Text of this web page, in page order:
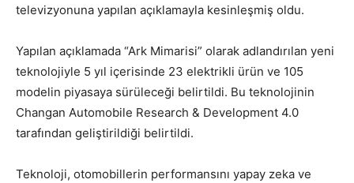
televizyonuna yapılan açıklamayla kesinleşmiş oldu.
Yapılan açıklamada “Ark Mimarisi” olarak adlandırılan yeni
teknolojiyle 5 yıl içerisinde 23 elektrikli ürün ve 105
modelin piyasaya sürüleceği belirtildi. Bu teknolojinin
Changan Automobile Research & Development 4.0
tarafından geliştirildiği belirtildi.
Teknoloji, otomobillerin performansını yapay zeka ve